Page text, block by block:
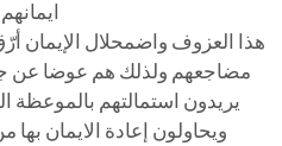
هذا العزوف واضمحلال الإيمان
مضاجعهم ولذلك هم عوضا عن
يريدون استمالتهم بالموعظة
ويحاولون إعادة الايمان